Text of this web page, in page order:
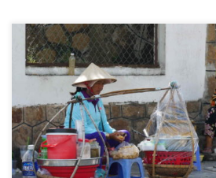
Le 23/11/2018 – Mahaut. Au Vietnam, il y
marchands ambulants. Ils portent leur
l’aide d’un bâton et de deux paniers
motos, ou à l’aide d’une petit charette
Parfois, aussi on aperçoit des […]